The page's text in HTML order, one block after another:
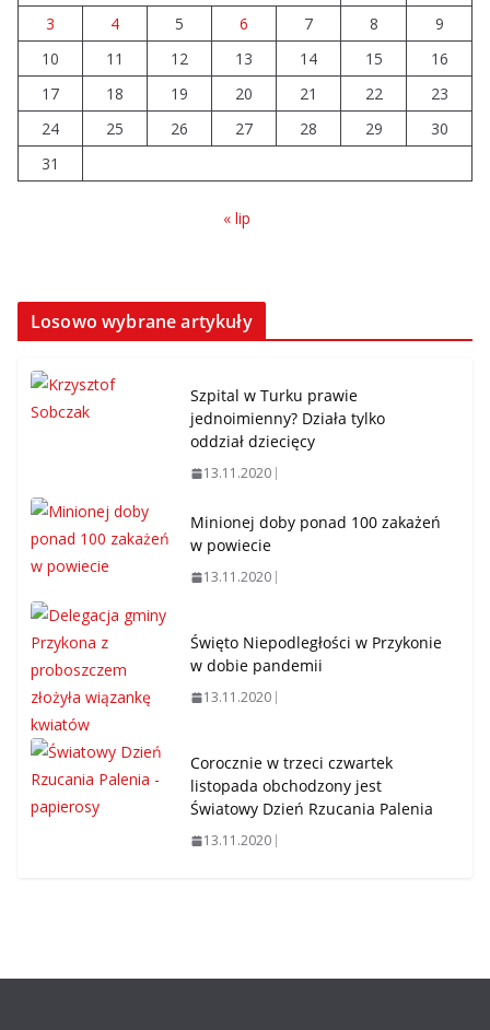
3
4 5 6 7 8
9
10
11 12 13 14 15
16
17
18 19 20 21 22
23
24
25 26 27 28 29
30
31
« lip
Losowo wybrane artykuły
Szpital w Turku prawie
jednoimienny? Działa tylko
oddział dziecięcy
13.11.2020
Minionej doby ponad 100 zakażeń
w powiecie
13.11.2020
Święto Niepodległości w Przykonie
w dobie pandemii
13.11.2020
Corocznie w trzeci czwartek
listopada obchodzony jest
Światowy Dzień Rzucania Palenia
13.11.2020